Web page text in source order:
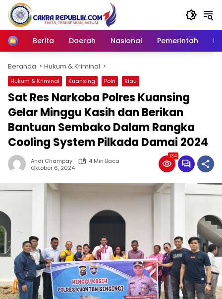
Langsung
konten
Home
Berita Daerah Nasional Pemerintah
Beranda Hukum & Kriminal
Hukum & Kriminal Kuansing Polri Riau
Sat Res Narkoba Polres Kuansing
Gelar Minggu Kasih dan Berikan
Bantuan Sembako Dalam Rangka
Cooling System Pilkada Damai 2024
Andi Champay
4 Min Baca
Oktober 6, 2024
134